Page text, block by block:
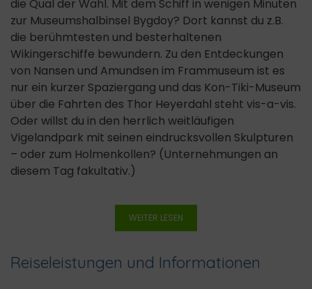
die Qual der Wahl. Mit dem Schiff in wenigen Minuten
zur Museumshalbinsel Bygdoy? Dort kannst du z.B.
die berühmtesten und besterhaltenen
Wikingerschiffe bewundern. Zu den Entdeckungen
von Nansen und Amundsen im Frammuseum ist es
nur ein kurzer Spaziergang und das Kon-Tiki-Museum
über die Fahrten des Thor Heyerdahl steht vis-a-vis.
Oder willst du in den herrlich weitläufigen
Vigelandpark mit seinen eindrucksvollen Skulpturen
– oder zum Holmenkollen? (Unternehmungen an
diesem Tag fakultativ.)
WEITER LESEN
Reiseleistungen und Informationen